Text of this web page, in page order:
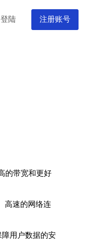
登陆 注册账号
的带宽和更好
高速的网络连
用户数据的安